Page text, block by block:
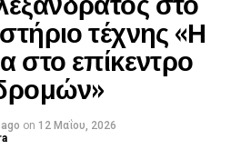
τέχνης «Η
στο επίκεντρο
on 12 Μαΐου, 2026